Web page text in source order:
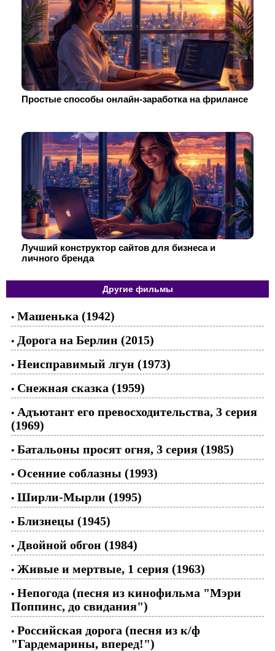
Простые способы онлайн-заработка на фрилансе
Лучший конструктор сайтов для бизнеса и
личного бренда
Другие фильмы
• Машенька (1942)
• Дорога на Берлин (2015)
• Неисправимый лгун (1973)
• Снежная сказка (1959)
• Адъютант его превосходительства, 3 серия
(1969)
• Батальоны просят огня, 3 серия (1985)
• Осенние соблазны (1993)
• Ширли-Мырли (1995)
• Близнецы (1945)
• Двойной обгон (1984)
• Живые и мертвые, 1 серия (1963)
• Непогода (песня из кинофильма "Мэри
Поппинс, до свидания")
• Российская дорога (песня из к/ф
"Гардемарины, вперед!")